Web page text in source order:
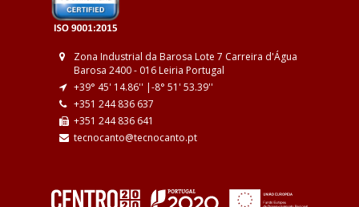
Zona Industrial da Barosa Lote 7 Carreira d'Água
Barosa 2400 - 016 Leiria Portugal
+39° 45' 14.86'' |-8° 51' 53.39''
+351 244 836 637
+351 244 836 641
tecnocanto@tecnocanto.pt